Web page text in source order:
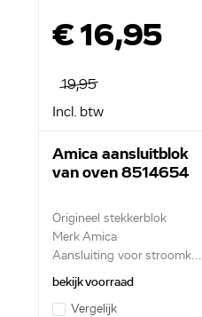
€ 16,95
19,95
Incl. btw
Amica aansluitblok
van oven 8514654
Origineel stekkerblok
Merk Amica
Aansluiting voor stroomk...
bekijk voorraad
Vergelijk